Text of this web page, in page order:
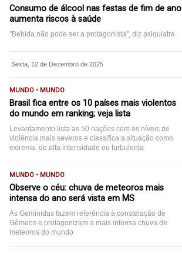
Consumo de álcool nas festas de fim de ano
aumenta riscos à saúde
"Bebida não pode ser a protagonista", diz psiquiatra
Sexta, 12 de Dezembro de 2025
MUNDO • MUNDO
Brasil fica entre os 10 países mais violentos
do mundo em ranking; veja lista
Levantamento lista as 50 nações com os níveis de
violência mais severos e classifica a situação como
extrema, de alta intensidade ou turbulenta
MUNDO • MUNDO
Observe o céu: chuva de meteoros mais
intensa do ano será vista em MS
As Geminidas fazem referência à constelação de
Gêmeos e protagonizam a mais intensa chuva de
meteoros do mundo